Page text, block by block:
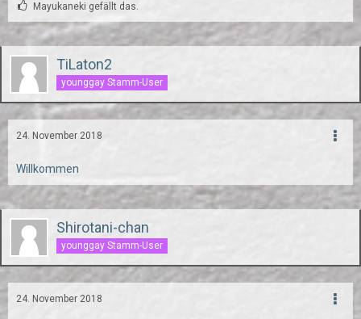
Mayukaneki gefällt das.
TiLaton2
younggay Stamm-User
24. November 2018
Willkommen
Shirotani-chan
younggay Stamm-User
24. November 2018